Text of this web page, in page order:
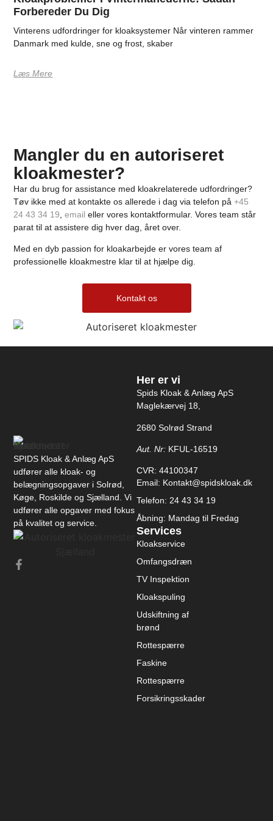
Forbereder Du Dig
Vinterens udfordringer for kloaksystemer Når vinteren rammer
Danmark med kulde, sne og frost, skaber
Læs Mere
Mangler du en autoriseret
kloakmester?
Har du brug for assistance med kloakrelaterede udfordringer?
Tøv ikke med at kontakte os allerede i dag via telefon på+45
24 43 34 19 ,email eller vores kontaktformular. Vores team står
parat til at assistere dig hver dag, året over.
Med en dyb passion for kloakarbejde er vores team af
professionelle kloakmestre klar til at hjælpe dig.
Kontakt os
SPIDS Kloak & Anlæg ApS
udfører alle kloak- og
belægningsopgaver i Solrød,
Køge, Roskilde og Sjælland. Vi
udfører alle opgaver med fokus
på kvalitet og service.
Her er vi
Spids Kloak & Anlæg ApS
Maglekærvej 18,
2680 Solrød Strand
Aut. Nr: KFUL-16519
CVR: 44100347
Email: Kontakt@spidskloak.dk
Telefon: 24 43 34 19
Åbning: Mandag til Fredag
Services
Kloakservice
Omfangsdræn
TV Inspektion
Kloakspuling
Udskiftning af
brønd
Rottespærre
Faskine
Rottespærre
Forsikringsskader